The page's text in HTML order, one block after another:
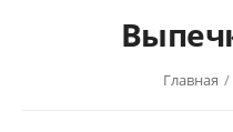
Главная /